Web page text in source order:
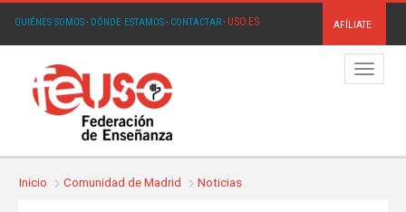
QUIÉNES SOMOS· DÓNDE ESTAMOS· CONTACTAR· USO.ES AFÍLIATE
Menú
Inicio Comunidad de Madrid Noticias